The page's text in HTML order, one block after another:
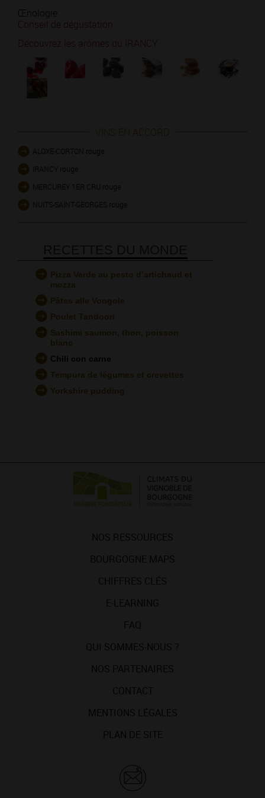
Œnologie
Conseil de dégustation
Découvrez les arômes du IRANCY
VINS EN ACCORD
Pizza Verde au pesto d’artichaud et
mozza
Pâtes alle Vongole
Poulet Tandoori
Sashimi saumon, thon, poisson
blanc
Chili con carne
Tempura de légumes et crevettes
Yorkshire pudding